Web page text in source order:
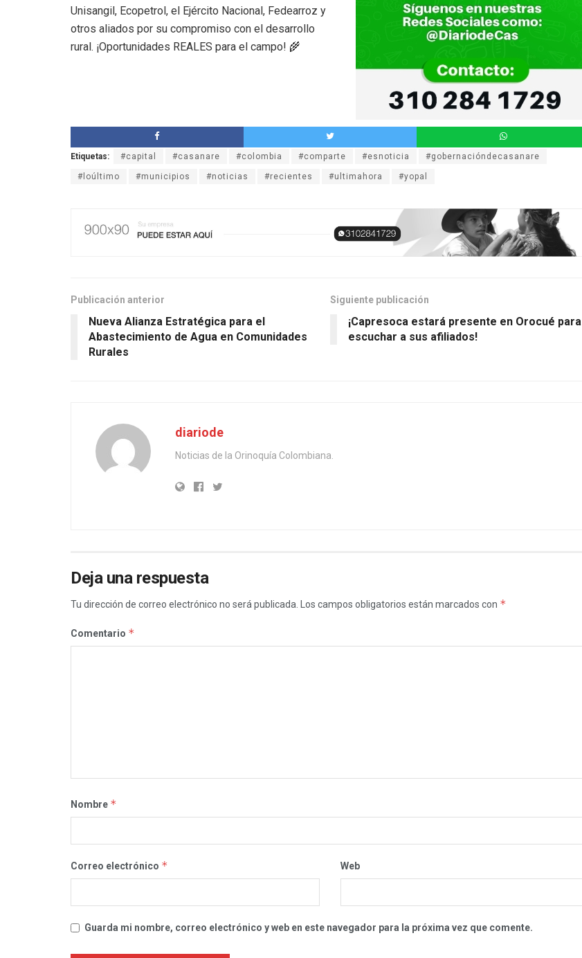
Unisangil, Ecopetrol, el Ejército Nacional, Fedearroz y
otros aliados por su compromiso con el desarrollo
rural. ¡Oportunidades REALES para el campo! 🌾
Etiquetas: #capital #casanare #colombia #comparte #esnoticia #gobernacióndecasanare
#loúltimo #municipios #noticias #recientes #ultimahora #yopal
Publicación anterior
Nueva Alianza Estratégica para el
Abastecimiento de Agua en Comunidades
Rurales
Siguiente publicación
¡Capresoca estará presente en Orocué para
escuchar a sus afiliados!
diariode
Noticias de la Orinoquía Colombiana.
Deja una respuesta
Tu dirección de correo electrónico no será publicada. Los campos obligatorios están marcados con *
Comentario *
Nombre *
Correo electrónico * Web
Guarda mi nombre, correo electrónico y web en este navegador para la próxima vez que comente.